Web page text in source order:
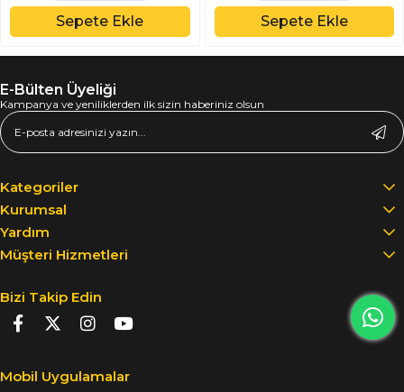
Sepete Ekle Sepete Ekle
E-Bülten Üyeliği
Kampanya ve yeniliklerden ilk sizin haberiniz olsun
Kategoriler
Kurumsal
Yardım
Müşteri Hizmetleri
Bizi Takip Edin
Mobil Uygulamalar